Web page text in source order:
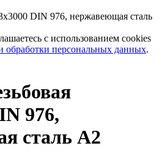
DIN 976, нержавеющая сталь
с использованием cookies
обработки персональных данных.
976,
сталь А2